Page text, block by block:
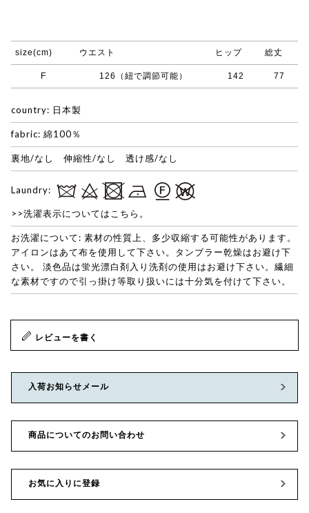
size(cm) ウエスト ヒップ 総丈
F 126（紐で調節可能） 142 77
country: 日本製
fabric: 綿100％
裏地/なし 伸縮性/なし 透け感/なし
Laundry:
>>洗濯表示についてはこちら。
お洗濯について: 素材の性質上、多少収縮する可能性があります。
アイロンはあて布を使用して下さい。タンブラー乾燥はお避け下
さい。 淡色品は蛍光漂白剤入り洗剤の使用はお避け下さい。繊細
な素材ですので引っ掛け等取り扱いには十分気を付けて下さい。
レビューを書く
入荷お知らせメール
商品についてのお問い合わせ
お気に入りに登録